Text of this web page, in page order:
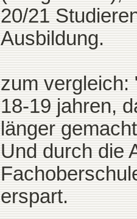
20/21
Ausbildung.
zum vergleich:
18-19 jahren,
länger
Und durch die
erspart.